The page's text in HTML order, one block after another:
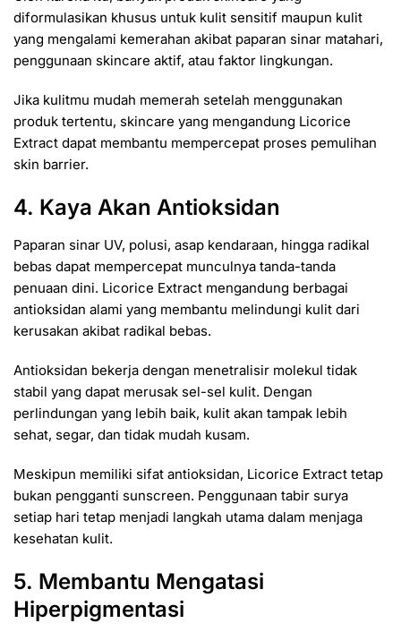
diformulasikan khusus untuk kulit sensitif maupun kulit
yang mengalami kemerahan akibat paparan sinar matahari,
penggunaan skincare aktif, atau faktor lingkungan.
Jika kulitmu mudah memerah setelah menggunakan
produk tertentu, skincare yang mengandung Licorice
Extract dapat membantu mempercepat proses pemulihan
skin barrier.
4. Kaya Akan Antioksidan
Paparan sinar UV, polusi, asap kendaraan, hingga radikal
bebas dapat mempercepat munculnya tanda-tanda
penuaan dini. Licorice Extract mengandung berbagai
antioksidan alami yang membantu melindungi kulit dari
kerusakan akibat radikal bebas.
Antioksidan bekerja dengan menetralisir molekul tidak
stabil yang dapat merusak sel-sel kulit. Dengan
perlindungan yang lebih baik, kulit akan tampak lebih
sehat, segar, dan tidak mudah kusam.
Meskipun memiliki sifat antioksidan, Licorice Extract tetap
bukan pengganti sunscreen. Penggunaan tabir surya
setiap hari tetap menjadi langkah utama dalam menjaga
kesehatan kulit.
5. Membantu Mengatasi
Hiperpigmentasi